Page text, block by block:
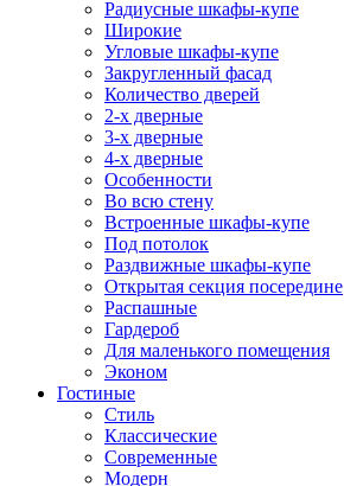
Радиусные шкафы-купе
Широкие
Угловые шкафы-купе
Закругленный фасад
Количество дверей
2-х дверные
3-х дверные
4-х дверные
Особенности
Во всю стену
Встроенные шкафы-купе
Под потолок
Раздвижные шкафы-купе
Открытая секция посередине
Распашные
Гардероб
Для маленького помещения
Эконом
Гостиные
Стиль
Классические
Современные
Модерн